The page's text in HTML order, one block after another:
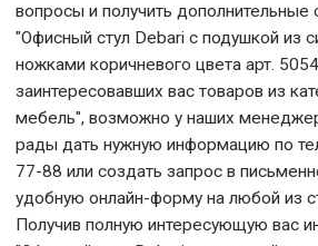
вопросы и получить дополнительные
"Офисный стул Debari с подушкой из
ножками коричневого цвета арт.
заинтересовавших вас товаров из
мебель", возможно у наших
рады дать нужную информацию по
77-88 или создать запрос в
удобную онлайн-форму на любой из
Получив полную интересующую вас